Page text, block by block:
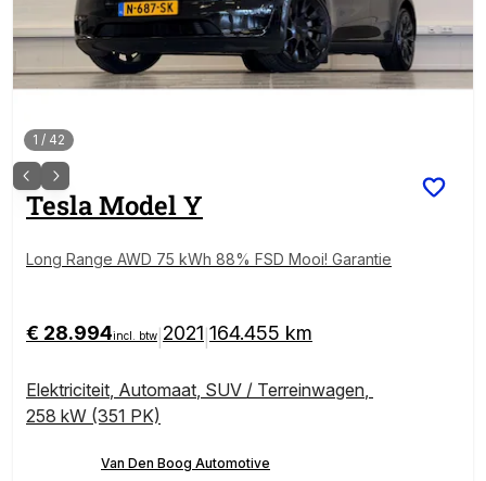
1 / 42
TeslaModel Y
Long Range AWD 75 kWh 88% FSD Mooi! Garantie
€ 28.994incl. btw 2021 164.455 km
Elektriciteit, Automaat, SUV / Terreinwagen,
258 kW (351 PK)
Van Den Boog Automotive